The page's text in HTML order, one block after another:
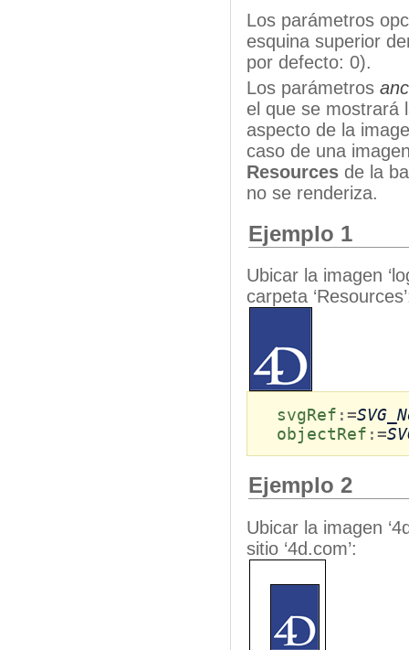
Los parámetros
esquina superior
por defecto: 0).
Los parámetros
el que se mostrará
aspecto de la
caso de una
Resources de la
no se renderiza.
Ejemplo 1
Ubicar la imagen
carpeta
svgRef :=
objectRef :=
Ejemplo 2
Ubicar la imagen
sitio ‘4d.com’: